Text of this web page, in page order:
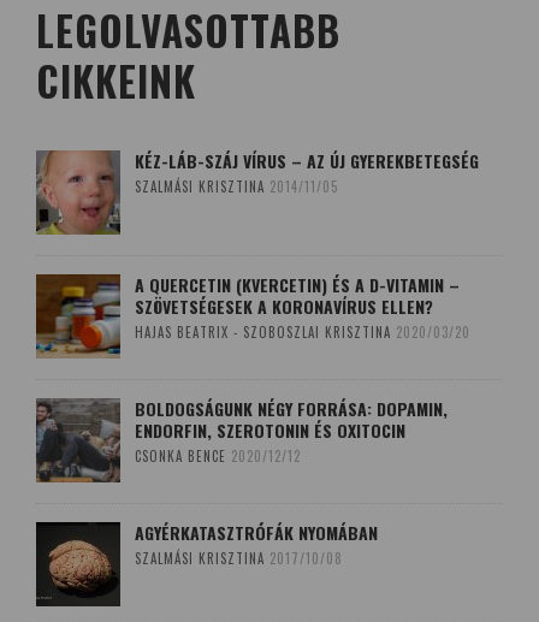
LEGOLVASOTTABB
CIKKEINK
KÉZ-LÁB-SZÁJ VÍRUS – AZ ÚJ GYEREKBETEGSÉG
SZALMÁSI KRISZTINA 2014/11/05
A QUERCETIN (KVERCETIN) ÉS A D-VITAMIN –
SZÖVETSÉGESEK A KORONAVÍRUS ELLEN?
HAJAS BEATRIX - SZOBOSZLAI KRISZTINA 2020/03/20
BOLDOGSÁGUNK NÉGY FORRÁSA: DOPAMIN,
ENDORFIN, SZEROTONIN ÉS OXITOCIN
CSONKA BENCE 2020/12/12
AGYÉRKATASZTRÓFÁK NYOMÁBAN
SZALMÁSI KRISZTINA 2017/10/08